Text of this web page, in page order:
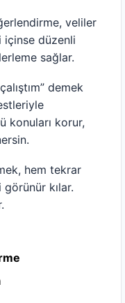
veliler
içinse düzenli
sağlar.
demek
konuları korur,
hem tekrar
kılar.